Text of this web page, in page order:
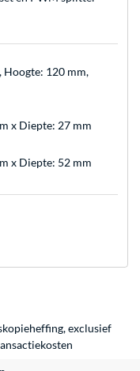
Hoogte: 120 mm,
x Diepte: 27 mm
x Diepte: 52 mm
exclusief